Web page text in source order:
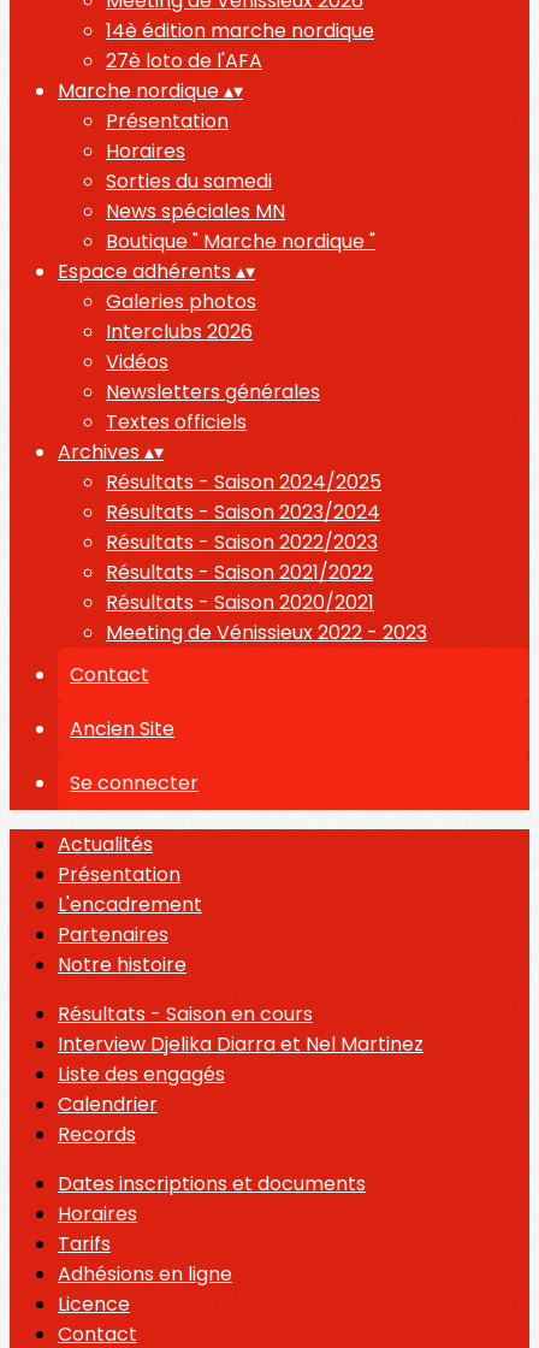
14è édition marche nordique
27è loto de l'AFA
Marche nordique▴▾
Présentation
Horaires
Sorties du samedi
News spéciales MN
Boutique " Marche nordique "
Espace adhérents▴▾
Galeries photos
Interclubs 2026
Vidéos
Newsletters générales
Textes officiels
Archives▴▾
Résultats - Saison 2024/2025
Résultats - Saison 2023/2024
Résultats - Saison 2022/2023
Résultats - Saison 2021/2022
Résultats - Saison 2020/2021
Meeting de Vénissieux 2022 - 2023
Contact
Ancien Site
Se connecter
Actualités
Présentation
L'encadrement
Partenaires
Notre histoire
Résultats - Saison en cours
Interview Djelika Diarra et Nel Martinez
Liste des engagés
Calendrier
Records
Dates inscriptions et documents
Horaires
Tarifs
Adhésions en ligne
Licence
Contact